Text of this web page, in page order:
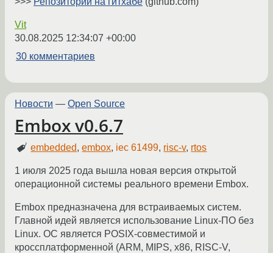
Vit
30.08.2025 12:34:07 +00:00
30 комментариев
Новости — Open Source
Embox v0.6.7
embedded,embox, iec 61499, risc-v, rtos
1 июля 2025 года вышла новая версия открытой
операционной системы реального времени Embox.
Embox предназначена для встраиваемых систем.
Главной идей является использование Linux-ПО без
Linux. ОС является POSIX-совместимой и
кроссплатформенной (ARM, MIPS, x86, RISC-V,